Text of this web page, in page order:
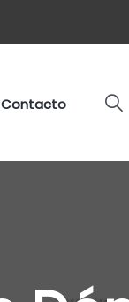
Contacto